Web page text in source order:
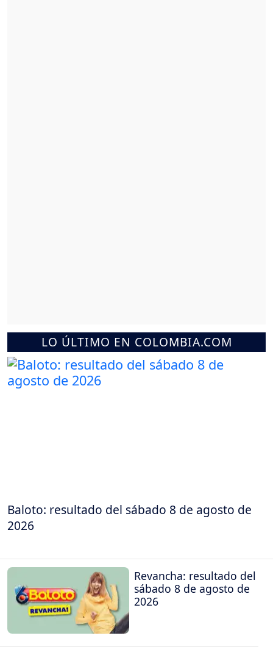
LO ÚLTIMO EN COLOMBIA.COM
Baloto: resultado del sábado 8 de agosto de
2026
Revancha: resultado del
sábado 8 de agosto de
2026